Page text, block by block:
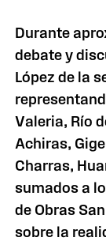
Durante
debate y
López de la
Valeria, Río
Achiras,
Charras,
sumados a
de Obras
sobre la